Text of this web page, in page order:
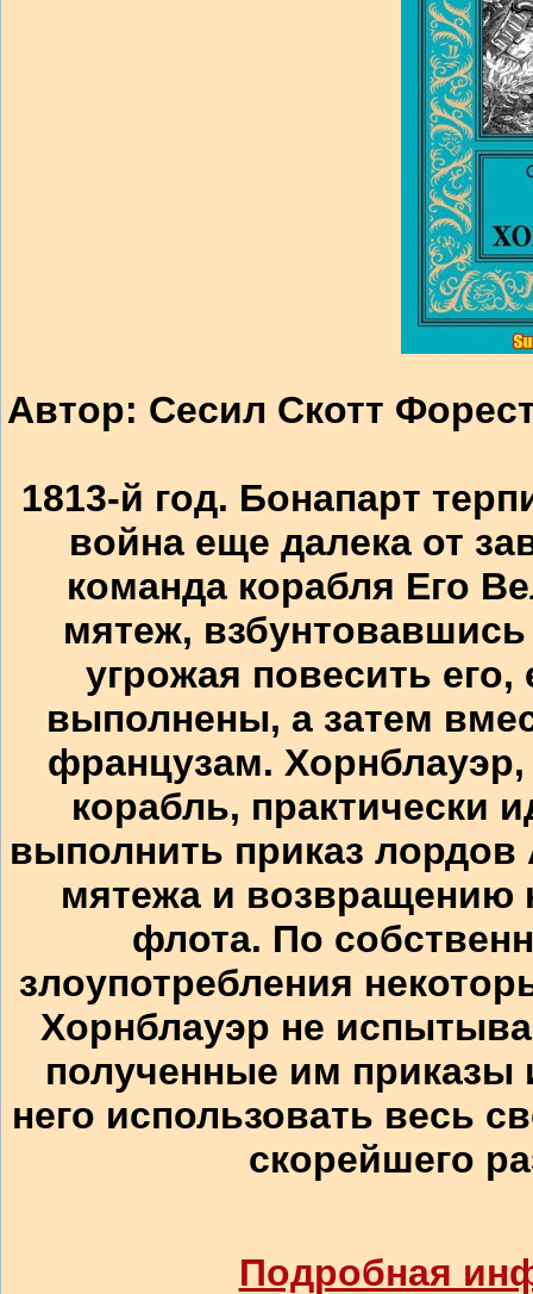
Автор: Сесил Скотт
1813-й год. Бонапарт
война еще далека от
команда корабля Его
мятеж,
угрожая повесить
выполнены, а затем
французам.
корабль, практически
выполнить приказ
мятежа и возвращению
флота. По
злоупотребления
Хорнблауэр не
полученные им приказы
него использовать весь
скорейшего
Подробная